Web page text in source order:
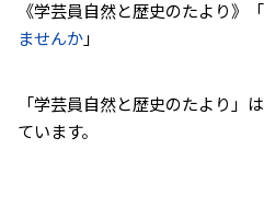
《学芸員自然と歴史のたより》「
ませんか 」
「学芸員自然と歴史のたより」は
ています。